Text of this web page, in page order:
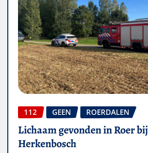
112 GEEN ROERDALEN
Lichaam gevonden in Roer bij
Herkenbosch